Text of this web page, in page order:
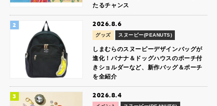
たるチャンス
2026.8.6
グッズ スヌーピー(PEANUTS)
しまむらのスヌーピーデザインバッグが
進化！バナナ＆ドッグハウスのポーチ付
きショルダーなど、新作バッグ＆ポーチ
を全紹介
2026.8.4